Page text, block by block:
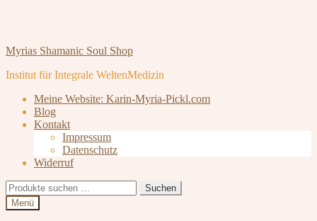
Zur
springen
Zum
springen
Myrias Shamanic Soul Shop
Institut für Integrale WeltenMedizin
Meine Website: Karin-Myria-Pickl.com
Blog
Kontakt
Impressum
Datenschutz
Widerruf
Suchen
nach:
Suchen
Menü